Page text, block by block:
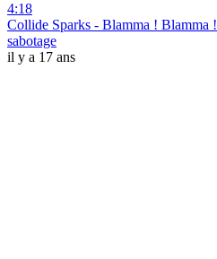
4:18
Collide Sparks - Blamma ! Blamma !
sabotage
il y a 17 ans